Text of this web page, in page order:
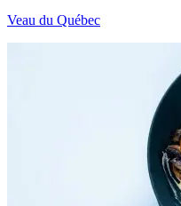
Veau du Québec